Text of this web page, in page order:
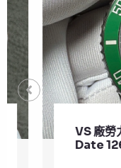
VS 廠勞力士
Date